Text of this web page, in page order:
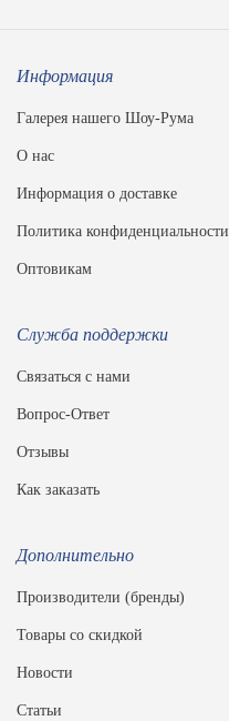
Информация
Галерея нашего Шоу-Рума
О нас
Информация о доставке
Политика конфиденциальности
Оптовикам
Служба поддержки
Связаться с нами
Вопрос-Ответ
Отзывы
Как заказать
Дополнительно
Производители (бренды)
Товары со скидкой
Новости
Статьи